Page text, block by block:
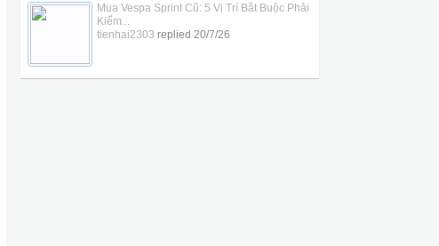
Mua Vespa Sprint Cũ: 5 Vị Trí Bắt Buộc Phải
Kiểm...
tienhai2303 replied 20/7/26